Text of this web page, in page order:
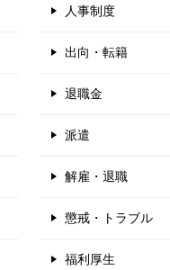
人事制度
出向・転籍
退職金
派遣
解雇・退職
懲戒・トラブル
福利厚生